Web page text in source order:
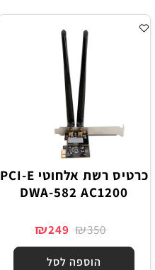
כרטיס רשת אלחוטי PCI-E
DWA-582 AC1200
₪350
₪249
הוספה לסל